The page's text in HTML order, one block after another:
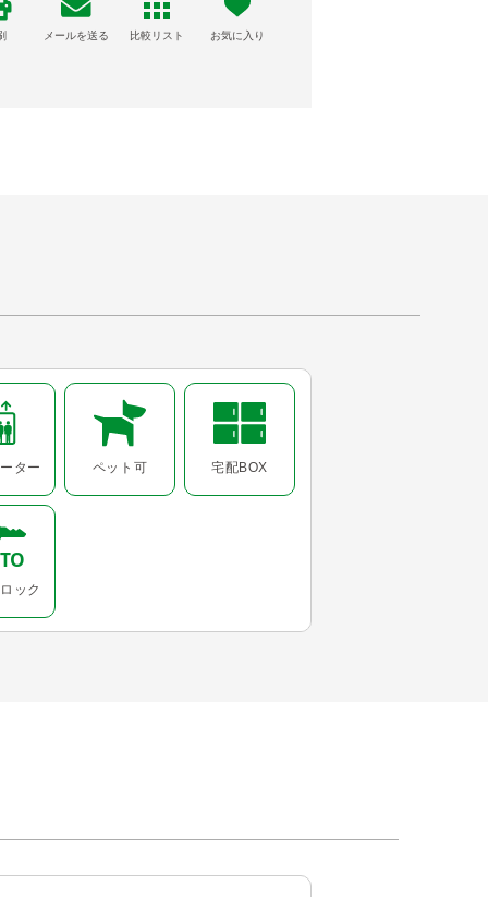
メールを送る 比較リスト お気に入り
ター ペット可 宅配BOX
ック